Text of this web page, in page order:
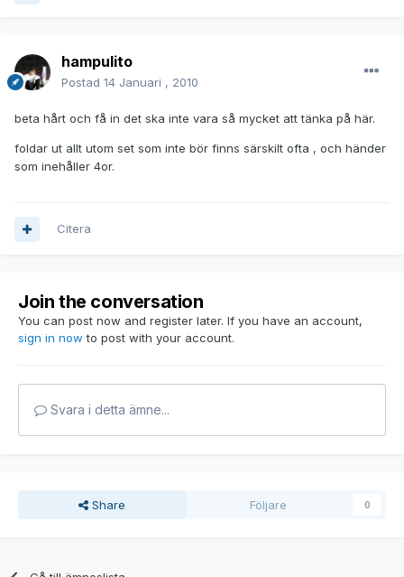
hampulito
Postad 14 Januari , 2010
beta hårt och få in det ska inte vara så mycket att tänka på här.
foldar ut allt utom set som inte bör finns särskilt ofta , och händer
som inehåller 4or.
Citera
Join the conversation
You can post now and register later. If you have an account,
sign in now to post with your account.
Svara i detta ämne...
Share Följare 0